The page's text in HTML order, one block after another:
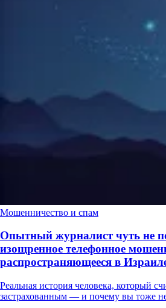
Мошенничество и спам
Опытный журналист чуть не
изощренное телефонное
распространяющееся в
Реальная история человека, который
застрахованным — и почему вы тоже